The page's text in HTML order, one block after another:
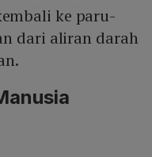
ke paru-
dari aliran darah